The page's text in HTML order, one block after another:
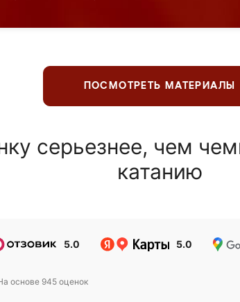
ПОСМОТРЕТЬ МАТЕРИАЛЫ
серьезнее, чем
катанию
5.0 5.0
основе 945 оценок